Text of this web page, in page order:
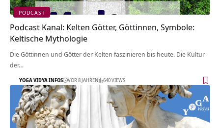
PODCAST
Podcast Kanal: Kelten Götter, Göttinnen, Symbole:
Keltische Mythologie
Die Göttinnen und Götter der Kelten faszinieren bis heute. Die Kultur
der…
YOGA VIDYA INFOS VOR 8 JAHREN 640 VIEWS